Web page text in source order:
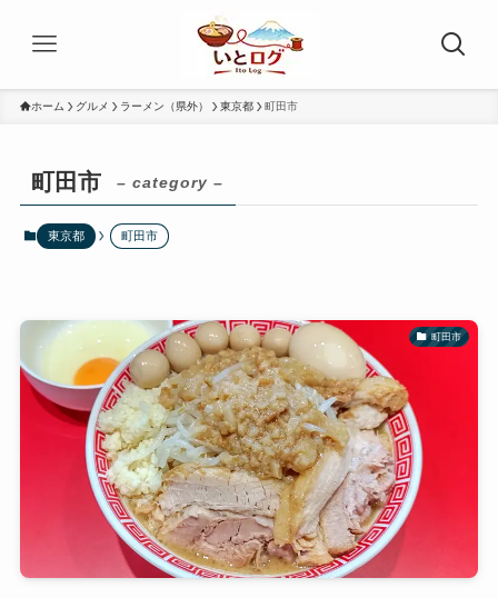
ホーム グルメ ラーメン（県外） 東京都 町田市
町田市 – category –
東京都 町田市
町田市